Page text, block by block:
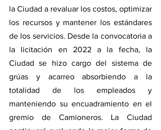
la Ciudad a revaluar los costos, optimizar
los recursos y mantener los estándares
de los servicios. Desde la convocatoria a
la licitación en 2022 a la fecha, la
Ciudad se hizo cargo del sistema de
grúas y acarreo absorbiendo a la
totalidad de los empleados y
manteniendo su encuadramiento en el
gremio de Camioneros. La Ciudad